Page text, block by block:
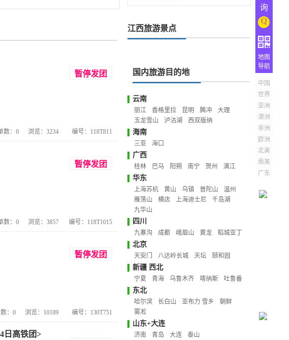
数： 0 浏览： 3234 编号：118T811
暂停发团
数： 0 浏览： 3857 编号：118T1015
暂停发团
： 0 浏览： 10189 编号：130T751
暂停发团
日高铁团>
江西旅游景点
国内旅游目的地
云南
丽江 香格里拉 昆明 腾冲
大理
玉龙雪山
泸沽湖 西双版纳
海南
三亚 海口
广西
桂林 巴马 阳朔 南宁 贺州 漓江
华东
上海苏杭 黄山 乌镇 普陀山
温州
雁荡山
横店 上海迪士尼
千岛湖
九华山
四川
九寨沟 成都 峨眉山 黄龙 稻城亚丁
北京
天安门 八达岭长城 天坛 颐和园
新疆 西北
宁夏 青海 乌鲁木齐 喀纳斯 吐鲁番
东北
哈尔滨 长白山 亚布力 雪乡
朝鲜
雾凇
山东+大连
济南 青岛 大连 泰山
询
Q
地图
导航
中国
世界
亚洲
澳洲
非洲
欧洲
北美
南美
广东